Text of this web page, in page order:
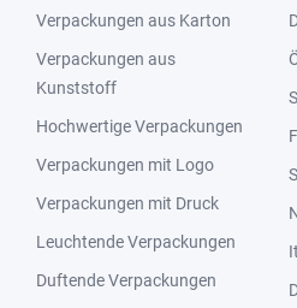
Verpackungen aus Karton
Verpackungen aus
Kunststoff
Hochwertige Verpackungen
Verpackungen mit Logo
Verpackungen mit Druck
Leuchtende Verpackungen
Duftende Verpackungen